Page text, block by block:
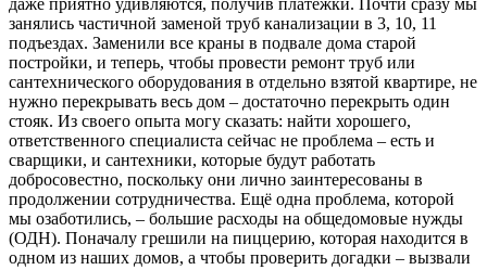
занялись частичной заменой труб канализации в 3, 10, 11
подъездах. Заменили все краны в подвале дома старой
постройки, и теперь, чтобы провести ремонт труб или
сантехнического оборудования в отдельно взятой квартире, не
нужно перекрывать весь дом – достаточно перекрыть один
стояк. Из своего опыта могу сказать: найти хорошего,
ответственного специалиста сейчас не проблема – есть и
сварщики, и сантехники, которые будут работать
добросовестно, поскольку они лично заинтересованы в
продолжении сотрудничества. Ещё одна проблема, которой
мы озаботились, – большие расходы на общедомовые нужды
(ОДН). Поначалу грешили на пиццерию, которая находится в
одном из наших домов, а чтобы проверить догадки – вызвали